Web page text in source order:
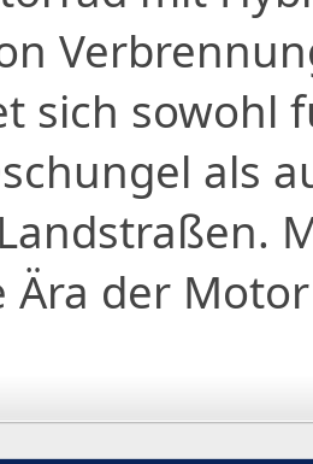
sich sowohl
als
Ära der